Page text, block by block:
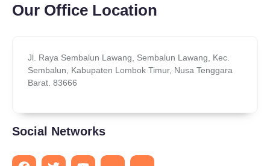
Our Office Location
Jl. Raya Sembalun Lawang, Sembalun Lawang, Kec.
Sembalun, Kabupaten Lombok Timur, Nusa Tenggara
Barat. 83666
Social Networks